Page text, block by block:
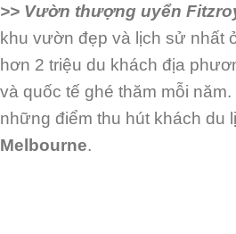
>> Vườn thượng uyển
khu vườn đẹp và lịch sử nhất
hơn 2 triệu du khách địa
và quốc tế ghé thăm mỗi
những điểm thu hút khách du
Melbourne.